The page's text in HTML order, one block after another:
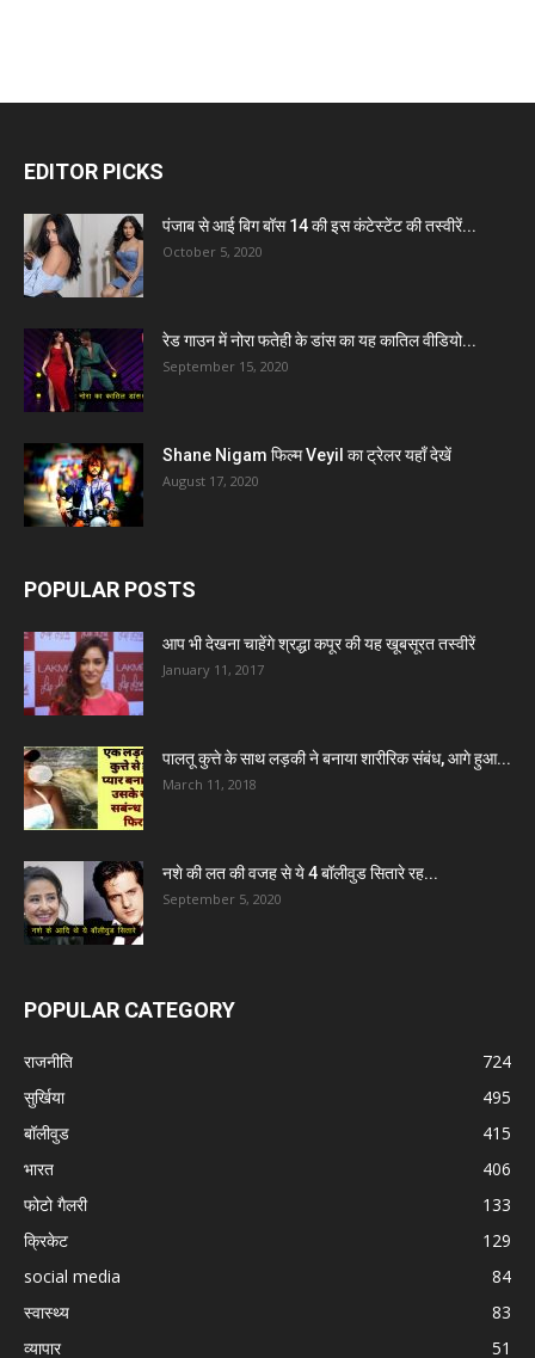
EDITOR PICKS
पंजाब से आई बिग बॉस 14 की इस कंटेस्टेंट की तस्वीरें...
October 5, 2020
रेड गाउन में नोरा फतेही के डांस का यह कातिल वीडियो...
September 15, 2020
Shane Nigam फिल्म Veyil का ट्रेलर यहाँ देखें
August 17, 2020
POPULAR POSTS
आप भी देखना चाहेंगे श्रद्धा कपूर की यह खूबसूरत तस्वीरें
January 11, 2017
पालतू कुत्ते के साथ लड़की ने बनाया शारीरिक संबंध, आगे हुआ...
March 11, 2018
नशे की लत की वजह से ये 4 बॉलीवुड सितारे रह...
September 5, 2020
POPULAR CATEGORY
राजनीति
724
सुर्खिया
495
बॉलीवुड
415
भारत
406
फोटो गैलरी
133
क्रिकेट
129
social media
84
स्वास्थ्य
83
व्यापार
51